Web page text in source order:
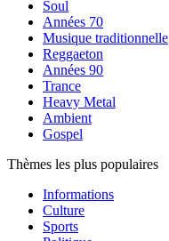
Soul
Années 70
Musique traditionnelle
Reggaeton
Années 90
Trance
Heavy Metal
Ambient
Gospel
Thèmes les plus populaires
Informations
Culture
Sports